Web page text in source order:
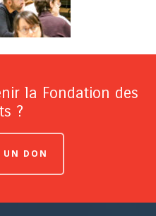
la Fondation des
?
UN DON